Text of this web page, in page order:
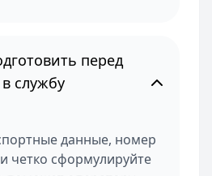
перед
службу
данные, номер
четко сформулируйте